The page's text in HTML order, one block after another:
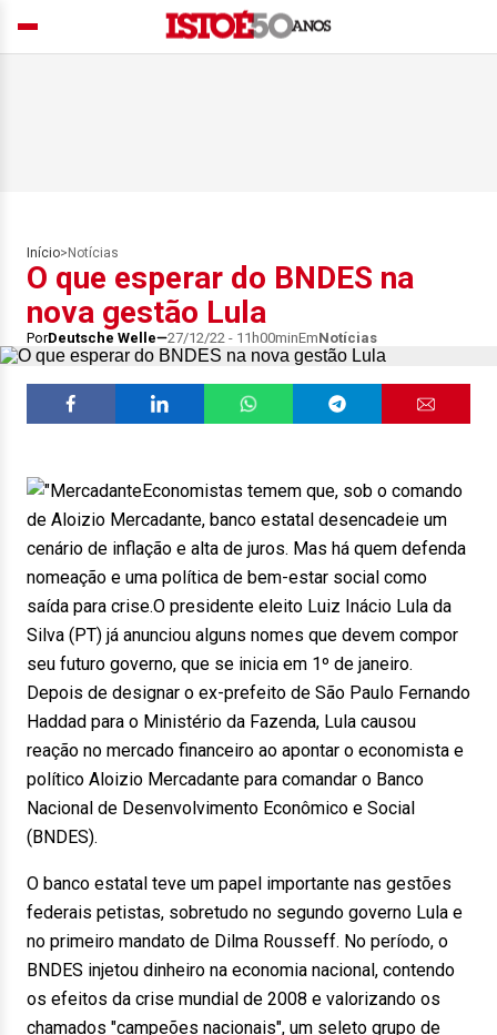
Início> Notícias
O que esperar do BNDES na
nova gestão Lula
PorDeutsche Welle 27/12/22 - 11h00minEmNotícias
Economistas temem que, sob o comando
de Aloizio Mercadante, banco estatal desencadeie um
cenário de inflação e alta de juros. Mas há quem defenda
nomeação e uma política de bem-estar social como
saída para crise.O presidente eleito Luiz Inácio Lula da
Silva (PT) já anunciou alguns nomes que devem compor
seu futuro governo, que se inicia em 1º de janeiro.
Depois de designar o ex-prefeito de São Paulo Fernando
Haddad para o Ministério da Fazenda, Lula causou
reação no mercado financeiro ao apontar o economista e
político Aloizio Mercadante para comandar o Banco
Nacional de Desenvolvimento Econômico e Social
(BNDES).
O banco estatal teve um papel importante nas gestões
federais petistas, sobretudo no segundo governo Lula e
no primeiro mandato de Dilma Rousseff. No período, o
BNDES injetou dinheiro na economia nacional, contendo
os efeitos da crise mundial de 2008 e valorizando os
chamados "campeões nacionais", um seleto grupo de